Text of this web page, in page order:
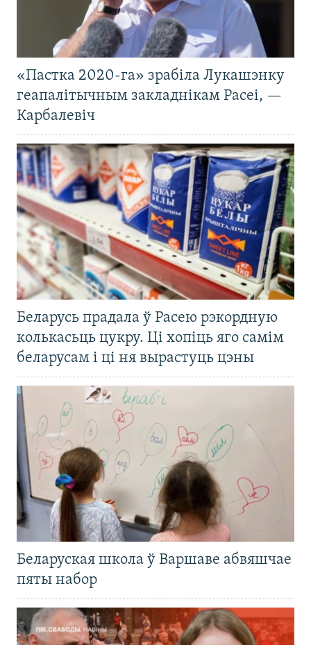
«Пастка 2020-га» зрабіла Лукашэнку
геапалітычным закладнікам Расеі, —
Карбалевіч
Беларусь прадала ў Расею рэкордную
колькасьць цукру. Ці хопіць яго самім
беларусам і ці ня вырастуць цэны
Беларуская школа ў Варшаве абвяшчае
пяты набор